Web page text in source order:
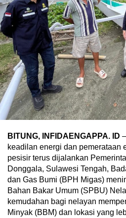
BITUNG, INFIDAENGAPPA. ID
keadilan energi dan pemerataan
pesisir terus dijalankan
Donggala, Sulawesi Tengah,
dan Gas Bumi (BPH Migas)
Bahan Bakar Umum (SPBU)
kemudahan bagi nelayan
Minyak (BBM) dan lokasi yang